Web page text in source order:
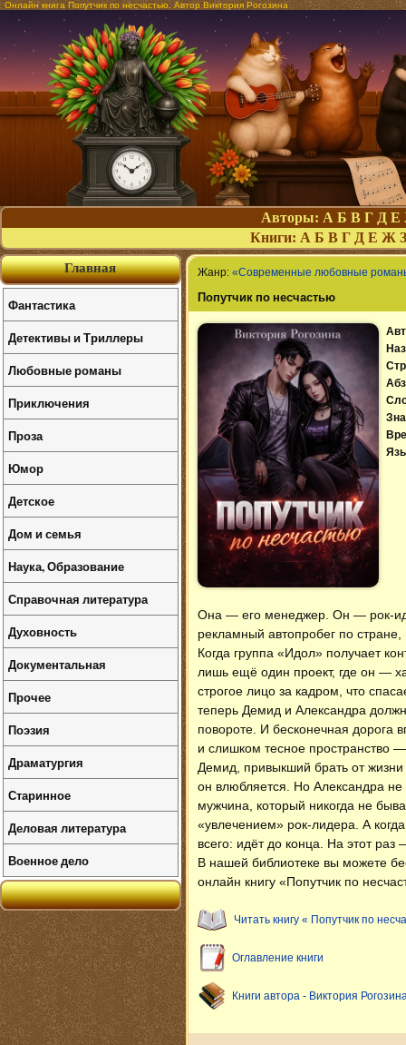
Онлайн книга Попутчик по несчастью. Автор Виктория Рогозина
Авторы: А Б В Г Д Е
Книги: А Б В Г Д Е Ж З
Жанр: «Современные любовные
Попутчик по несчастью
Она — его менеджер. Он — рок-
рекламный автопробег по
Когда группа «Идол» получает
лишь ещё один проект, где он —
строгое лицо за кадром, что
теперь Демид и Александра
повороте. И бесконечная дорога
и слишком тесное пространство
Демид, привыкший брать от жизни
он влюбляется. Но Александра
мужчина, который никогда не
«увлечением» рок-лидера. А
всего: идёт до конца. На этот
В нашей библиотеке вы можете
онлайн книгу «Попутчик по
Читать книгу « Попутчик по
Оглавление книги
Книги автора - Виктория
Главная
Фантастика
Детективы и Триллеры
Любовные романы
Приключения
Проза
Юмор
Детское
Дом и семья
Наука, Образование
Справочная литература
Духовность
Документальная
Прочее
Поэзия
Драматургия
Старинное
Деловая литература
Военное дело